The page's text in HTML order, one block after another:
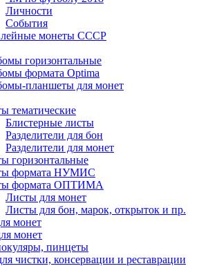
Личности
События
монеты СССР
горизонтальные
формата Optima
планшеты для монет
тематические
Блистерные листы
Разделители для бон
Разделители для монет
горизонтальные
формата НУМИС
формата ОПТИМА
Листы для монет
Листы для бон, марок, открыток и пр.
монет
монет
пинцеты
чистки, консервации и реставрации